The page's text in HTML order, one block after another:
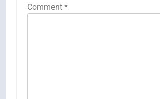
Comment *